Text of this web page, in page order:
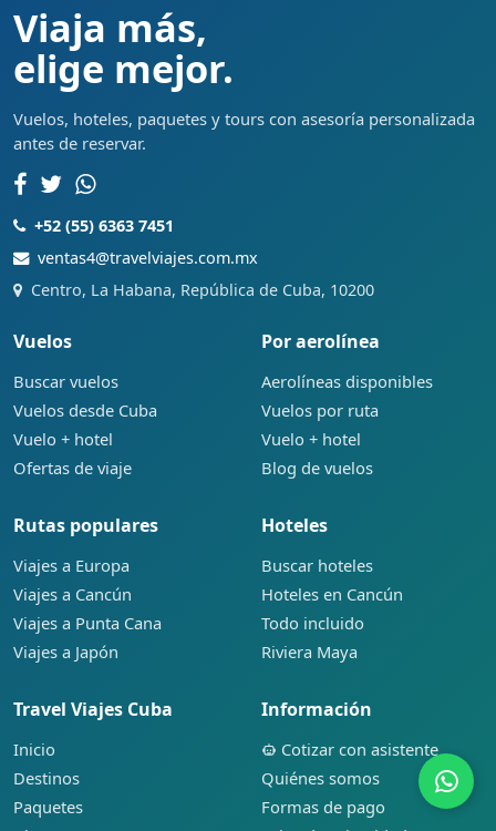
Viaja más,
elige mejor.
Vuelos, hoteles, paquetes y tours con asesoría personalizada
antes de reservar.
+52 (55) 6363 7451
ventas4@travelviajes.com.mx
Centro, La Habana, República de Cuba, 10200
Vuelos
Buscar vuelos
Vuelos desde Cuba
Vuelo + hotel
Ofertas de viaje
Por aerolínea
Aerolíneas disponibles
Vuelos por ruta
Vuelo + hotel
Blog de vuelos
Rutas populares
Viajes a Europa
Viajes a Cancún
Viajes a Punta Cana
Viajes a Japón
Hoteles
Buscar hoteles
Hoteles en Cancún
Todo incluido
Riviera Maya
Travel Viajes Cuba
Inicio
Destinos
Paquetes
Información
Cotizar con asistente
Quiénes somos
Formas de pago